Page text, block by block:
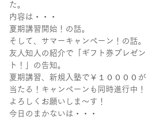
た。
内容は・・・
夏期講習開始！の話。
そして、サマーキャンペーン！の話。
友人知人の紹介で「ギフト券プレゼン
ト！」の告知。
夏期講習、新規入塾で￥１００００が
当たる！キャンペーンも同時進行中！
よろしくお願いしま～す！
今日のまかないは・・・